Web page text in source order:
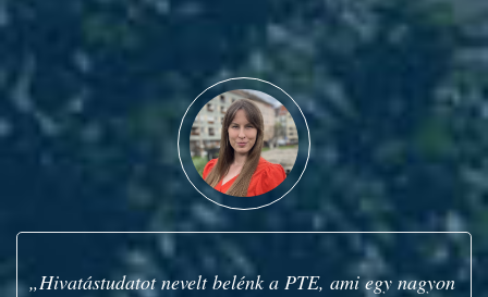
„Hivatástudatot nevelt belénk a PTE, ami egy nagyon